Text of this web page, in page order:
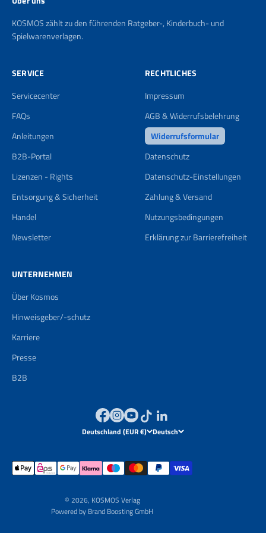
KOSMOS zählt zu den führenden Ratgeber-, Kinderbuch- und
Spielwarenverlagen.
SERVICE
Servicecenter
FAQs
Anleitungen
B2B-Portal
Lizenzen - Rights
Entsorgung & Sicherheit
Handel
Newsletter
RECHTLICHES
Impressum
AGB & Widerrufsbelehrung
Widerrufsformular
Datenschutz
Datenschutz-Einstellungen
Zahlung & Versand
Nutzungsbedingungen
Erklärung zur Barrierefreiheit
UNTERNEHMEN
Über Kosmos
Hinweisgeber/-schutz
Karriere
Presse
B2B
Deutschland (EUR €) Deutsch
© 2026, KOSMOS Verlag
Powered by Brand Boosting GmbH